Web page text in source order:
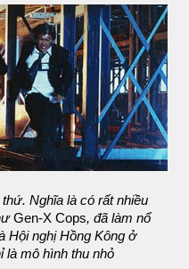
Nghĩa là có rất nhiều
Gen-X Cops, đã làm nổ
Hội nghị Hồng Kông ở
mô hình thu nhỏ